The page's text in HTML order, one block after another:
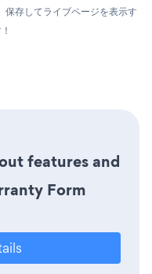
存してライブページを表示す
features and
Form